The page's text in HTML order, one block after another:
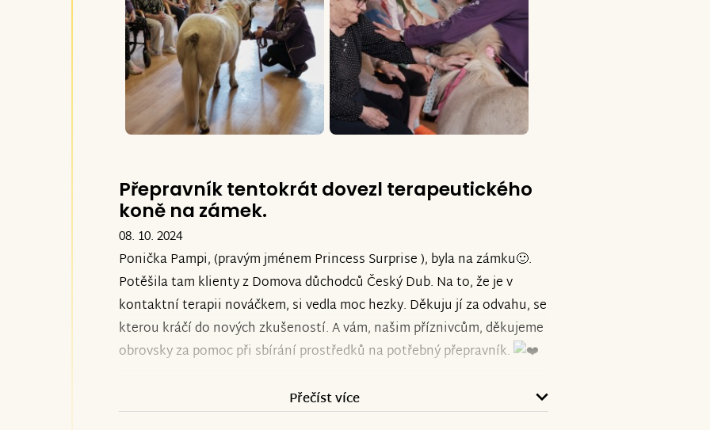
Přepravník tentokrát dovezl terapeutického
koně na zámek.
08. 10. 2024
Ponička Pampi, (pravým jménem Princess Surprise ), byla na zámku🙂.
Potěšila tam klienty z Domova důchodců Český Dub. Na to, že je v
kontaktní terapii nováčkem, si vedla moc hezky. Děkuju jí za odvahu, se
kterou kráčí do nových zkušeností. A vám, našim příznivcům, děkujeme
obrovsky za pomoc při sbírání prostředků na potřebný přepravník.
Přečíst více